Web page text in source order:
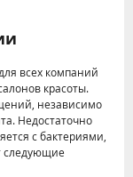
всех компаний
красоты.
независимо
Недостаточно
с бактериями,
следующие